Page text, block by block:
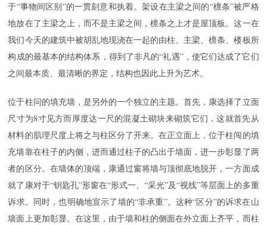
于“事物间区别”的一贯刻意和执着。架设在主梁之间的“檩条”被严格
地放在了主梁之上，而不是主梁之间，檩条之上才是屋顶板。这一在
我们今天的建筑中被胡乱地现浇在一起的由柱、主梁、檩条、楼板所
构成的最基本的结构体系，得到了非凡的“礼遇”，使它们达成了它们
之间最本质、最清晰的界定，结构也因此上升为艺术。
位于柱问的填充墙，是另外的一个独立的主题。首先，康选择了立面
尺寸为8寸见方而厚度达一尺的混凝土砌块来砌筑它们，这就首先从
材料的肌理尺度上将之与柱区分了开来。在正立面上，位于柱闯的填
充墙靠在柱子的内侧，进而通过柱子的凸出于墙面，进一步彰显了两
者的区分。在墙体的顶端，康通过窗将墙与顶彻底地脱开，一方面成
就了康对于“钥匙孔”形窗在“形式一、“采光”及“视线”等层面上的多重
诉求。同时，也明确地宣示了墙的“非承重”。这种“区分”的诉求在山
墙面上更加彰显。在这里，由于墙和柱的侧面在外立面上齐平，而柱